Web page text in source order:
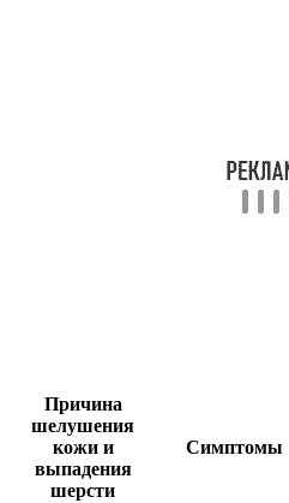
Причина
шелушения
кожи и
выпадения
шерсти
Симптомы